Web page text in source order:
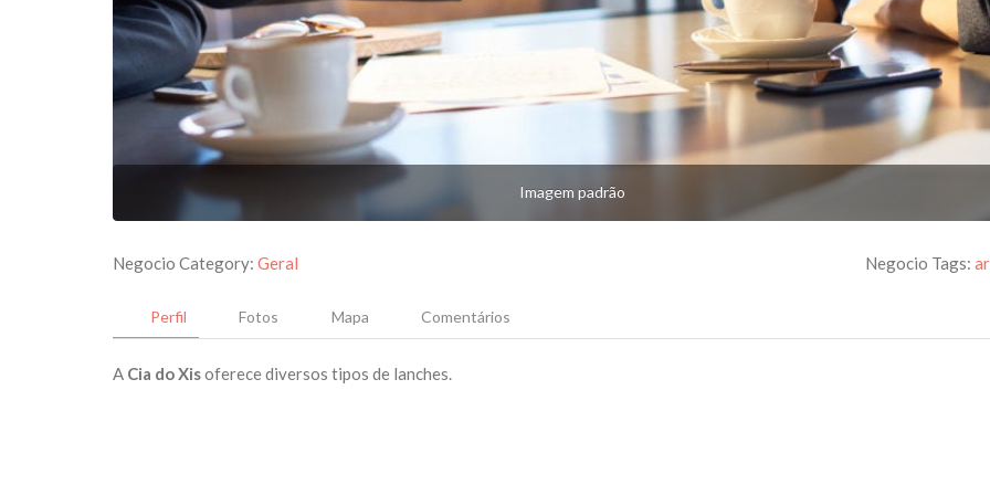
Imagem padrão
Negocio Category: Geral Negocio Tags:
Perfil Fotos Mapa Comentários
A Cia do Xisoferece diversos tipos de lanches.